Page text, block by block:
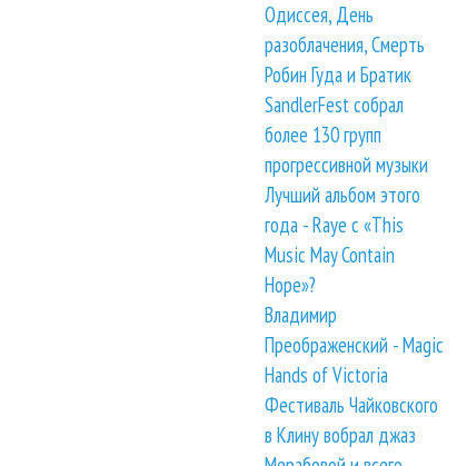
Одиссея, День
разоблачения, Смерть
Робин Гуда и Братик
SandlerFest собрал
более 130 групп
прогрессивной музыки
Лучший альбом этого
года - Raye с «This
Music May Contain
Hope»?
Владимир
Преображенский - Magic
Hands of Victoria
Фестиваль Чайковского
в Клину вобрал джаз